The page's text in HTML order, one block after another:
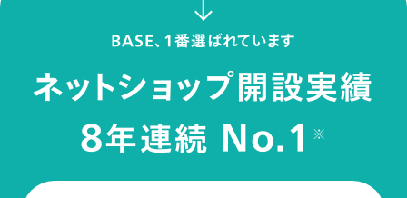
BASE、1番選ばれています
ネットショップ開設実績
8年連続 No.1 ※